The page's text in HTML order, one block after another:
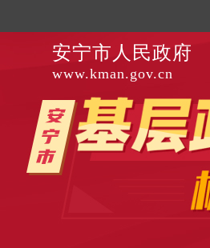
安宁市人民政府
www.kman.gov.cn